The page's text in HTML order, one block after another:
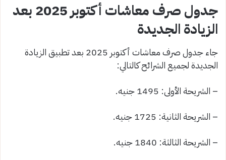
جدول صرف معاشات أكتوبر 2025 بعد
الزيادة الجديدة
جاء جدول صرف معاشات أكتوبر 2025 بعد تطبيق الزيادة
الجديدة لجميع الشرائح كالتالي:
– الشريحة الأولى: 1495 جنيه.
– الشريحة الثانية: 1725 جنيه.
– الشريحة الثالثة: 1840 جنيه.